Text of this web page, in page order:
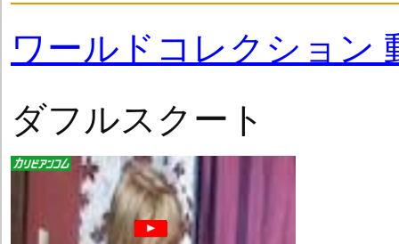
ワールドコレクション
ダフルスクート